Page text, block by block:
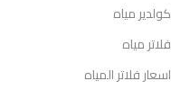
كولدير مياه
فلاتر مياه
اسعار فلاتر المياه